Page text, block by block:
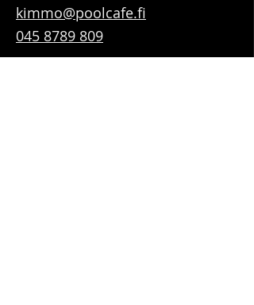
kimmo@poolcafe.fi
045 8789 809